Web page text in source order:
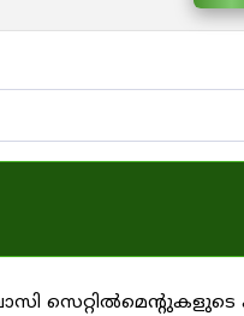
സെറ്റിൽമെന്റുകളുടെ